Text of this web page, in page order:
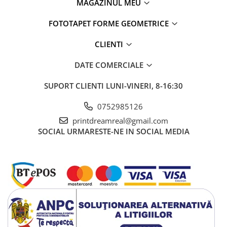
MAGAZINUL MEU
FOTOTAPET FORME GEOMETRICE
CLIENTI
DATE COMERCIALE
SUPORT CLIENTI LUNI-VINERI, 8-16:30
0752985126
printdreamreal@gmail.com
SOCIAL URMARESTE-NE IN SOCIAL MEDIA